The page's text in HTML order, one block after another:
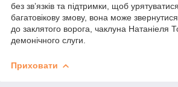
без зв’язків та підтримки, щоб
багатовікову змову, вона може
до заклятого ворога, чаклуна Натаніеля
демонічного слуги.
Приховати